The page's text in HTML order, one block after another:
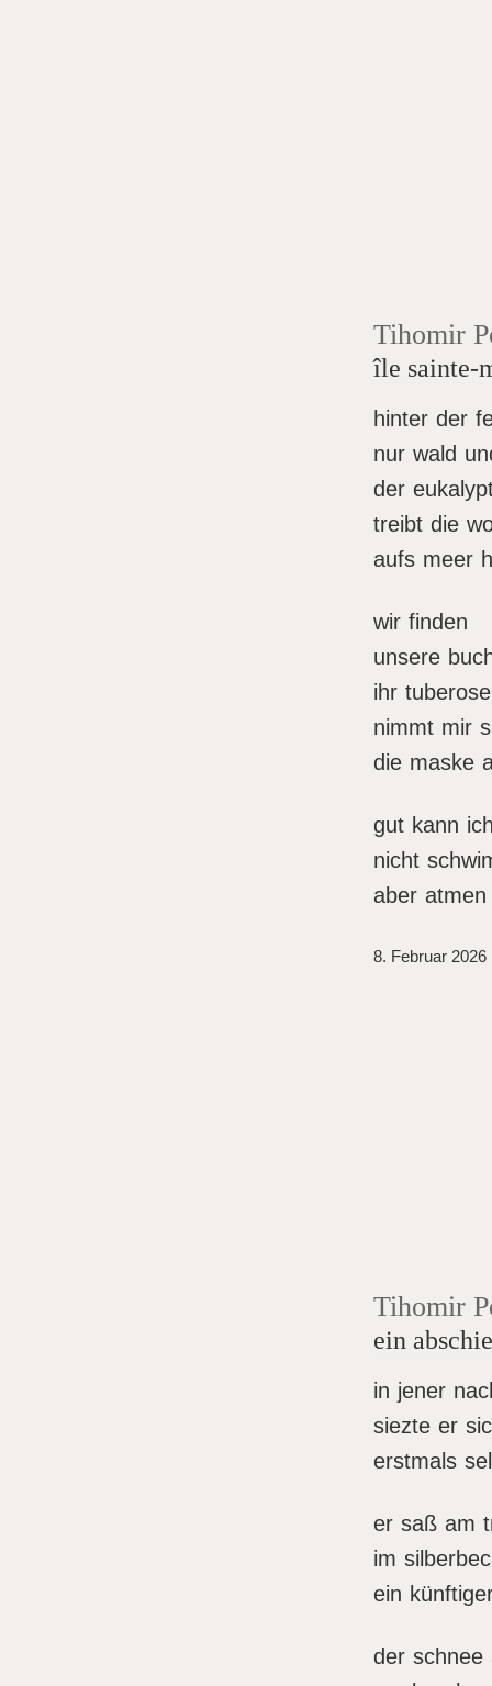
Tihomir
île sainte-
hinter der
nur wald
der
treibt die
aufs meer
wir finden
unsere
ihr
nimmt mir
die maske
gut kann
nicht
aber atmen
8. Februar 2026
Tihomir
ein
in jener
siezte er
erstmals
er saß am
im
ein
der schnee